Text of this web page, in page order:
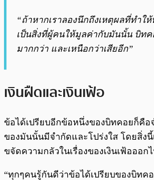
“ถ้าหากเราลองนึกถึงเหตุผลที่ทำใ
เป็นสิ่งที่ผู้คนให้มูลค่ากับมันนั้น บิท
มากกว่า และเหนือกว่าเสียอีก”
เงินฝืดและเงินเฟ้อ
ข้อได้เปรียบอีกข้อหนึ่งของบิทคอยก็คือ
ของมันนั้นมีจำกัดและโปร่งใส โดยสิ่งนี้
ขจัดความกลัวในเรื่องของเงินเฟ้อออก
“ทุกๆคนรู้กันดีว่าข้อได้เปรียบของบิทค